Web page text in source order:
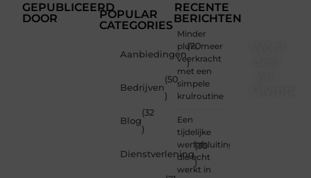
GEPUBLICEERD
DOOR
POPULAR
CATEGORIES
Aanbiedingen
(70
)
Bedrijven
(50
)
Blog
(32
)
Dienstverlening
(30
)
RECENTE
BERICHTEN
Minder
pluis, meer
veerkracht
met een
simpele
krulroutine
Een
tijdelijke
werfafsluiting
die echt
werkt in